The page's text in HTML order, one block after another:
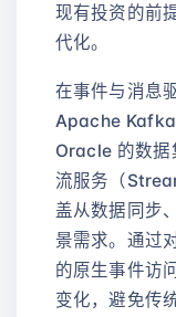
现有投资的前
代化。
在事件与消息
Apache Kafka
Oracle 的数据
流服务（
盖从数据同步
景需求。通过
的原生事件访
变化，避免传